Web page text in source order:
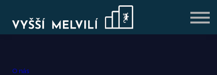
VÝHODNÉ BALÍČKY
BLOG
O nás